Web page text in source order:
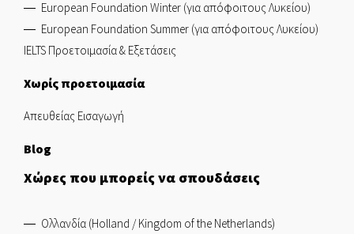
European Foundation Winter (για απόφοιτους Λυκείου)
European Foundation Summer (για απόφοιτους Λυκείου)
IELTS Προετοιμασία & Εξετάσεις
Χωρίς προετοιμασία
Απευθείας Εισαγωγή
Blog
Χώρες που μπορείς να σπουδάσεις
Ολλανδία (Holland / Kingdom of the Netherlands)